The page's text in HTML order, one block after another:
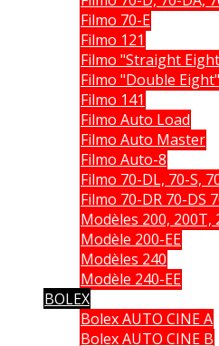
Filmo 70-E
Filmo 121
Filmo "Straight
Filmo "Double Eight"
Filmo 141
Filmo Auto Load
Filmo Auto Master
Filmo Auto-8
Filmo 70-DL, 70-S,
Filmo 70-DR 70-DS
Modèles 200, 200T,
Modèle 200-EE
Modèles 240
Modèle 240-EE
BOLEX
Bolex AUTO CINE A
Bolex AUTO CINE B